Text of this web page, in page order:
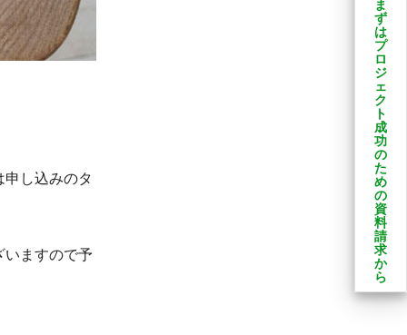
し込みのタ
いますので予
ま
ず
は
プ
ロ
ジ
ェ
ク
ト
成
功
の
た
め
の
資
料
請
求
か
ら